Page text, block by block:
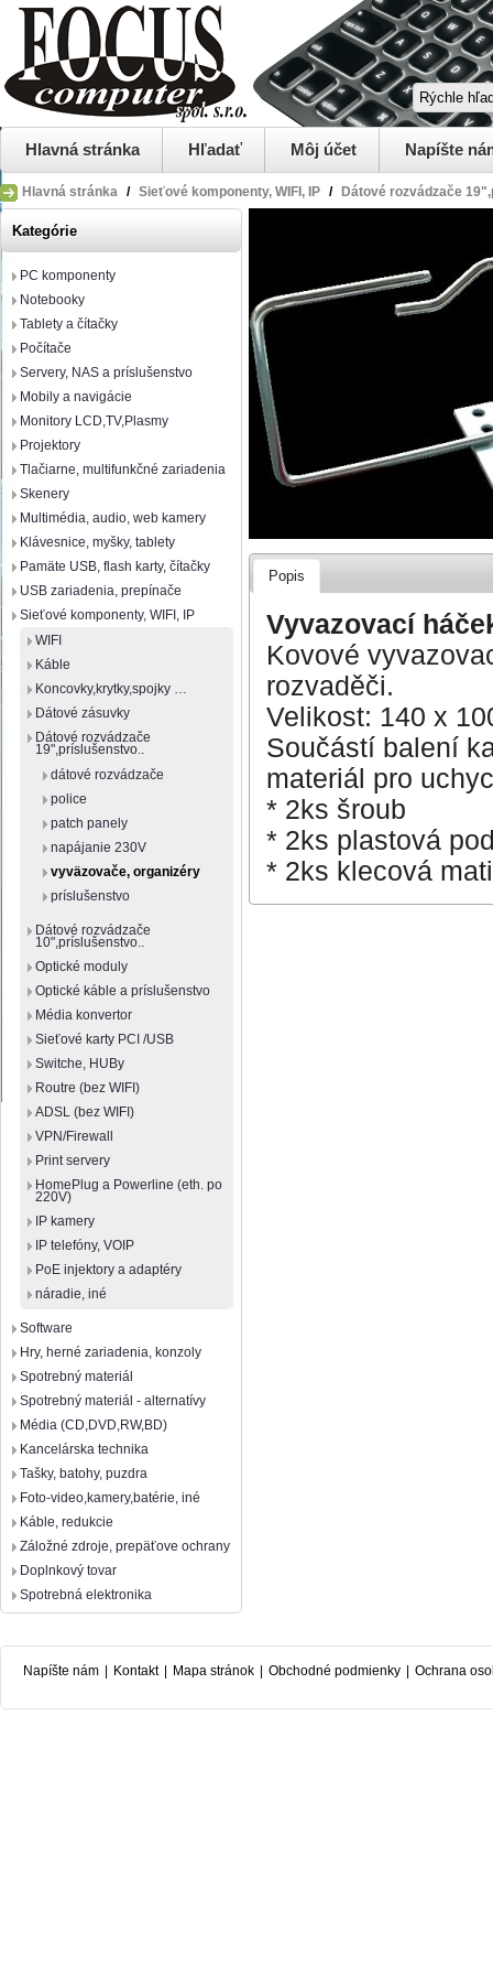
Hlavná stránka Hľadať Môj účet Napíšte
Hlavná stránka / Sieťové komponenty, WIFI, IP / Dátové rozvádzače
Kategórie
PC komponenty
Notebooky
Tablety a čítačky
Počítače
Servery, NAS a príslušenstvo
Mobily a navigácie
Monitory LCD,TV,Plasmy
Projektory
Tlačiarne, multifunkčné zariadenia
Skenery
Multimédia, audio, web kamery
Klávesnice, myšky, tablety
Pamäte USB, flash karty, čítačky
USB zariadenia, prepínače
Sieťové komponenty, WIFI, IP
WIFI
Káble
Koncovky,krytky,spojky …
Dátové zásuvky
Dátové rozvádzače
19",príslušenstvo..
dátové rozvádzače
police
patch panely
napájanie 230V
vyväzovače, organizéry
príslušenstvo
Dátové rozvádzače
10",príslušenstvo..
Optické moduly
Optické káble a príslušenstvo
Média konvertor
Sieťové karty PCI /USB
Switche, HUBy
Routre (bez WIFI)
ADSL (bez WIFI)
VPN/Firewall
Print servery
HomePlug a Powerline (eth. po
220V)
IP kamery
IP telefóny, VOIP
PoE injektory a adaptéry
náradie, iné
Software
Hry, herné zariadenia, konzoly
Spotrebný materiál
Spotrebný materiál - alternatívy
Média (CD,DVD,RW,BD)
Kancelárska technika
Tašky, batohy, puzdra
Foto-video,kamery,batérie, iné
Káble, redukcie
Záložné zdroje, prepäťove ochrany
Doplnkový tovar
Spotrebná elektronika
Popis
Vyvazovací
Kovové
rozvaděči.
Velikost: 140 x
Součástí balení
materiál pro
* 2ks šroub
* 2ks plastová
* 2ks klecová
Napíšte nám Kontakt Mapa stránok Obchodné podmienky Ochrana